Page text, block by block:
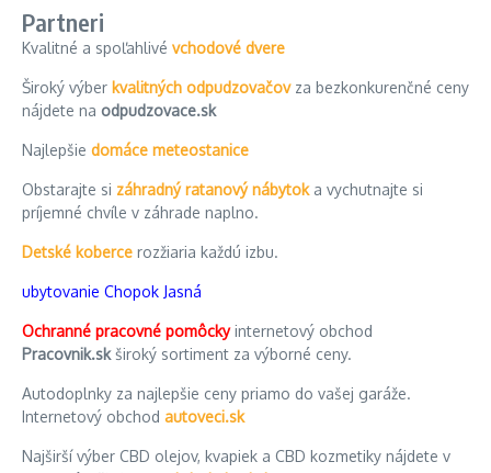
Partneri
Kvalitné a spoľahlivé vchodové dvere
Široký výber kvalitných odpudzovačovza bezkonkurenčné ceny
nájdete na odpudzovace.sk
Najlepšie domáce meteostanice
Obstarajte si záhradný ratanový nábytoka vychutnajte si
príjemné chvíle v záhrade naplno.
Detské koberce rozžiaria každú izbu.
ubytovanie Chopok Jasná
Ochranné pracovné pomôckyinternetový obchod
Pracovnik.skširoký sortiment za výborné ceny.
Autodoplnky za najlepšie ceny priamo do vašej garáže.
Internetový obchod autoveci.sk
Najširší výber CBD olejov, kvapiek a CBD kozmetiky nájdete v